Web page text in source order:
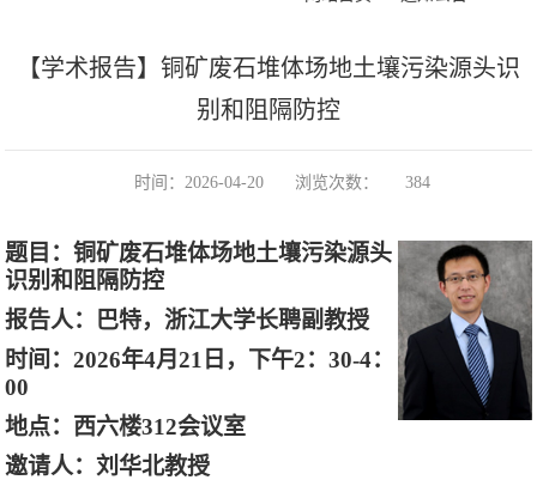
【学术报告】铜矿废石堆体场地土壤污染源头识
别和阻隔防控
时间：2026-04-20 浏览次数： 384
题目：铜矿废石堆体场地土壤污染源头
识别和阻隔防控
报告人：巴特，浙江大学长聘副教授
时间：2026年4月21 日，下午2：30-4：
00
地点：西六楼312会议室
邀请人：刘华北教授